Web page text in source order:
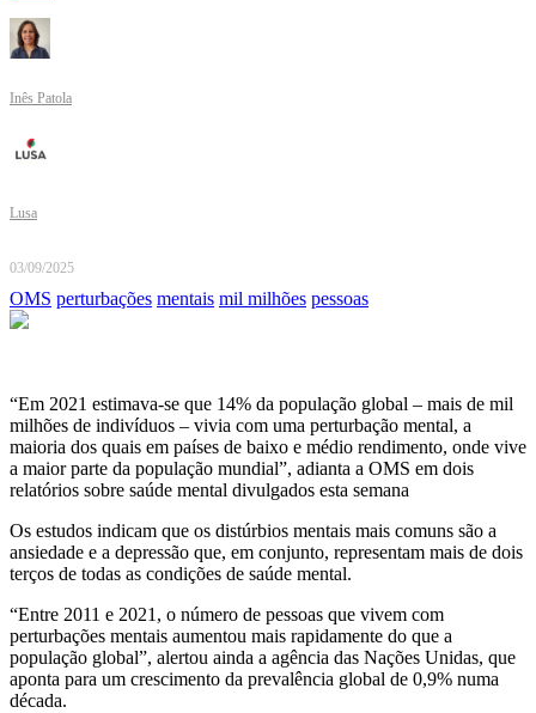
Inês Patola
Lusa
03/09/2025
OMS perturbações mentais mil milhões pessoas
“Em 2021 estimava-se que 14% da população global – mais de mil
milhões de indivíduos – vivia com uma perturbação mental, a
maioria dos quais em países de baixo e médio rendimento, onde vive
a maior parte da população mundial”, adianta a OMS em dois
relatórios sobre saúde mental divulgados esta semana
Os estudos indicam que os distúrbios mentais mais comuns são a
ansiedade e a depressão que, em conjunto, representam mais de dois
terços de todas as condições de saúde mental.
“Entre 2011 e 2021, o número de pessoas que vivem com
perturbações mentais aumentou mais rapidamente do que a
população global”, alertou ainda a agência das Nações Unidas, que
aponta para um crescimento da prevalência global de 0,9% numa
década.